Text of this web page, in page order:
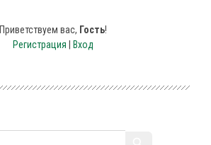
Приветствуем вас, Гость!
Регистрация
Вход